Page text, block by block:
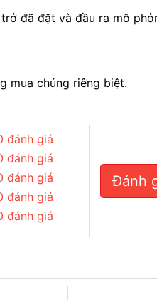
đã đặt và đầu ra mô
mua chúng riêng biệt.
đánh giá
đánh giá
đánh giá
đánh giá
đánh giá